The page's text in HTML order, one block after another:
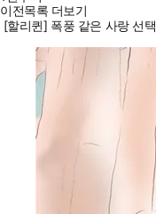
이전목록 더보기
[할리퀸] 폭풍 같은 사랑 선택